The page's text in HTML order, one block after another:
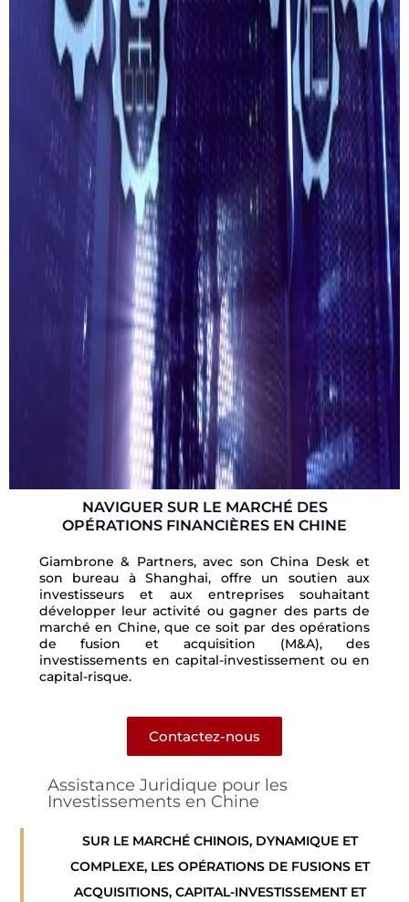
NAVIGUER SUR LE MARCHÉ DES
OPÉRATIONS FINANCIÈRES EN CHINE
Giambrone & Partners, avec son China Desk et
son bureau à Shanghai, offre un soutien aux
investisseurs et aux entreprises souhaitant
développer leur activité ou gagner des parts de
marché en Chine, que ce soit par des opérations
de fusion et acquisition (M&A), des
investissements en capital-investissement ou en
capital-risque.
Contactez-nous
Assistance Juridique pour les
Investissements en Chine
SUR LE MARCHÉ CHINOIS, DYNAMIQUE ET
COMPLEXE, LES OPÉRATIONS DE FUSIONS ET
ACQUISITIONS, CAPITAL-INVESTISSEMENT ET